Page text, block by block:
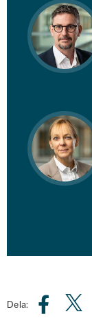
Dela: